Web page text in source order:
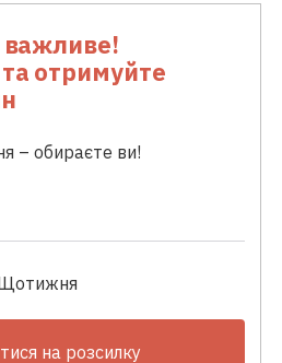
важливе!
отримуйте
– обираєте ви!
на розсилку